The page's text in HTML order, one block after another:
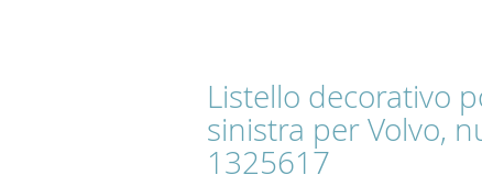
Listello decorativo
sinistra per Volvo,
1325617